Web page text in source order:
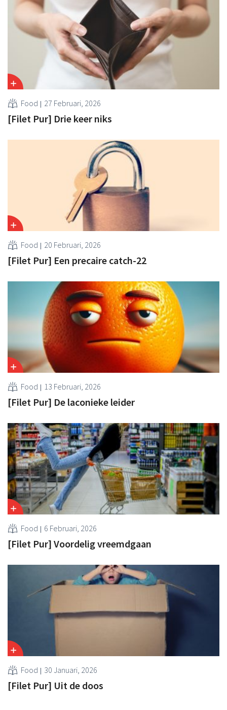
Food 27 Februari, 2026
[Filet Pur] Drie keer niks
Food 20 Februari, 2026
[Filet Pur] Een precaire catch-22
Food 13 Februari, 2026
[Filet Pur] De laconieke leider
Food 6 Februari, 2026
[Filet Pur] Voordelig vreemdgaan
Food 30 Januari, 2026
[Filet Pur] Uit de doos